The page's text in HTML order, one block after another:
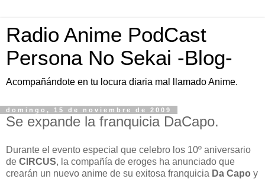
Radio Anime PodCast
Persona No Sekai -Blog-
Acompañándote en tu locura diaria mal llamado Anime.
domingo, 15 de noviembre de 2009
Se expande la franquicia DaCapo.
Durante el evento especial que celebro los 10º aniversario
de CIRCUS, la compañía de eroges ha anunciado que
crearán un nuevo anime de su exitosa franquicia Da Capo y